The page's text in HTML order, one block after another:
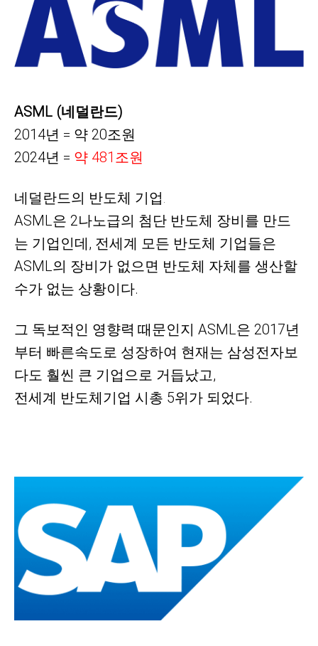
ASML (네덜란드)
2014년 = 약 20조원
2024년 = 약 481조원
네덜란드의 반도체 기업 .
ASML은 2나노급의 첨단 반도체 장비를 만드
는 기업인데, 전세계 모든 반도체 기업들은
ASML의 장비가 없으면 반도체 자체를 생산할
수가 없는 상황이다.
그 독보적인 영향력 때문인지 ASML은 2017년
부터 빠른속도로 성장하여 현재는 삼성전자보
다도 훨씬 큰 기업으로 거듭났고,
전세계 반도체기업 시총 5위가 되었다.